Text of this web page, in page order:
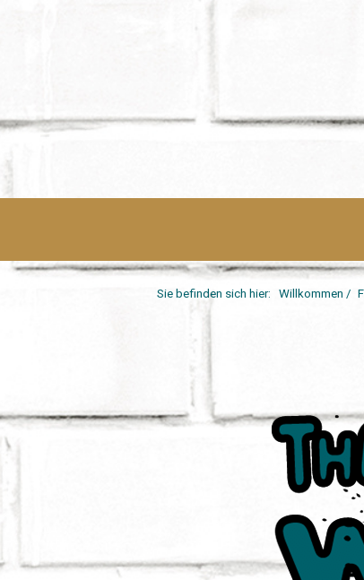
Sie befinden sich hier: Willkommen /